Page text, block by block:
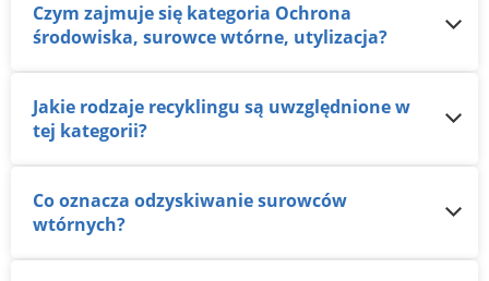
Czym zajmuje się kategoria Ochrona
środowiska, surowce wtórne, utylizacja?
Jakie rodzaje recyklingu są uwzględnione w
tej kategorii?
Co oznacza odzyskiwanie surowców
wtórnych?